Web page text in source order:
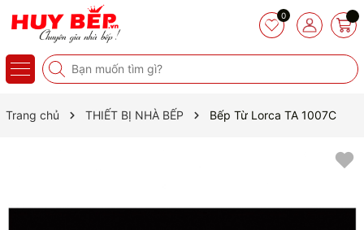
0
Trang chủ THIẾT BỊ NHÀ BẾP Bếp Từ Lorca TA 1007C